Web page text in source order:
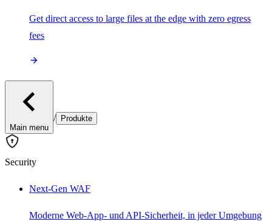
Get direct access to large files at the edge with zero egress
fees
Main menu
/ Produkte
Security
Next-Gen WAF
Moderne Web-App- und API-Sicherheit, in jeder Umgebung